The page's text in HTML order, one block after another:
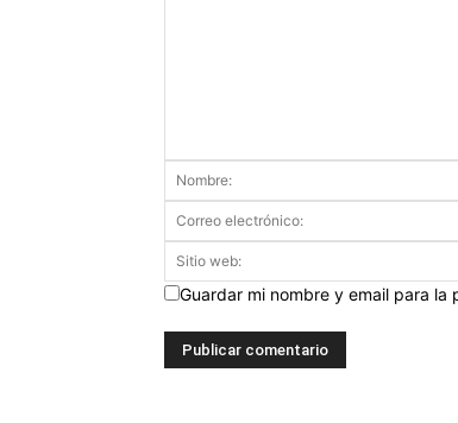
Guardar mi nombre y email para la